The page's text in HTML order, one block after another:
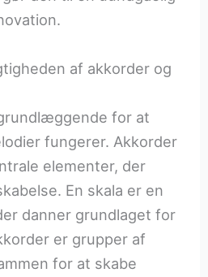
af akkorder og
for at
fungerer. Akkorder
elementer, der
En skala er en
danner grundlaget for
er grupper af
for at skabe